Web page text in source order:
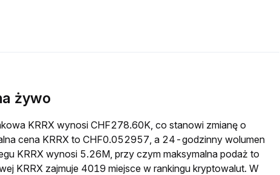
żywo
KRRX wynosi CHF278.60K, co stanowi zmianę o
cena KRRX to CHF0.052957, a 24-godzinny wolumen
KRRX wynosi 5.26M, przy czym maksymalna podaż to
KRRX zajmuje 4019 miejsce w rankingu kryptowalut. W